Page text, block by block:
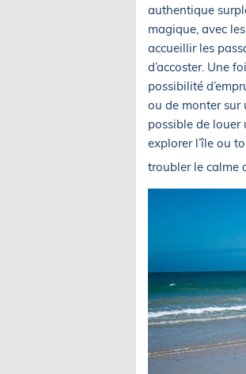
authentique
magique, avec
accueillir les
d’accoster. Une
possibilité
ou de monter sur
possible de louer
explorer l’île ou
troubler le calme